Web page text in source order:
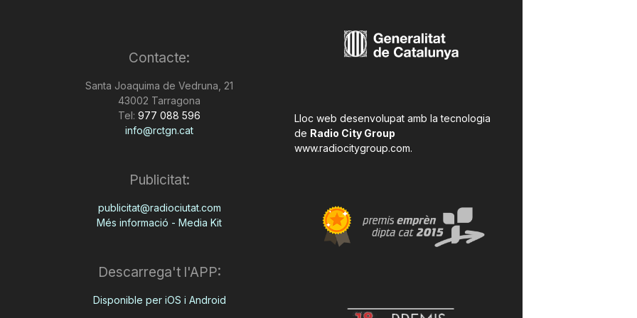
Contacte:
Santa Joaquima de Vedruna, 21
43002 Tarragona
Tel: 977 088 596
info@rctgn.cat
Publicitat:
publicitat@radiociutat.com
Més informació - Media Kit
Descarrega't l'APP:
Disponible per iOS i Android
Lloc web desenvolupat amb la tecnologia
de Radio City Group
www.radiocitygroup.com.